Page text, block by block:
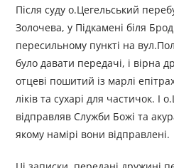
Після суду о.Цегельський
Золочева, у Підкамені біля
пересильному пункті на
було давати передачі, і вірна
отцеві пошитий із марлі
ліків та сухарі для частичок. І
відправляв Служби Божі та
якому намірі вони відправлені.